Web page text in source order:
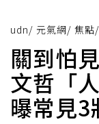
udn/ 元氣網/ 焦點/
關到怕
文哲「
曝常見3